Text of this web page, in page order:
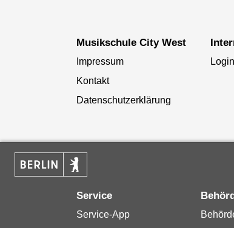
Musikschule City West
Impressum
Kontakt
Datenschutzerklärung
Service
Service-App